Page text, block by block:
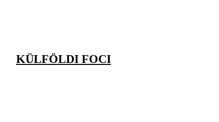
KÜLFÖLDI FOCI